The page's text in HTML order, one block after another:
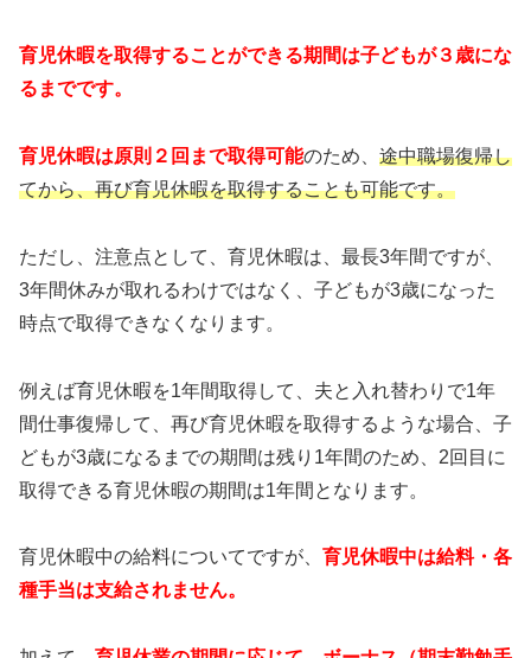
育児休暇を取得することができる期間は子どもが３歳にな
るまでです。
育児休暇は原則２回まで取得可能のため、 途中職場復帰し
てから、再び育児休暇を取得することも可能です。
ただし、注意点として、育児休暇は、最長3年間ですが、
3年間休みが取れるわけではなく、子どもが3歳になった
時点で取得できなくなります。
例えば育児休暇を1年間取得して、夫と入れ替わりで1年
間仕事復帰して、再び育児休暇を取得するような場合、子
どもが3歳になるまでの期間は残り1年間のため、2回目に
取得できる育児休暇の期間は1年間となります。
育児休暇中の給料についてですが、 育児休暇中は給料・各
種手当は支給されません。